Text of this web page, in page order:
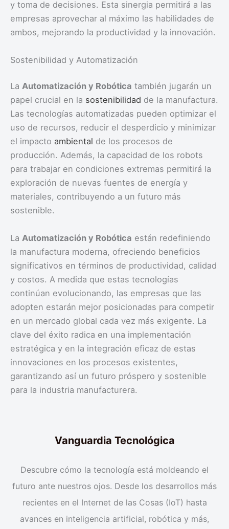
y toma de decisiones. Esta sinergia permitirá a las
empresas aprovechar al máximo las habilidades de
ambos, mejorando la productividad y la innovación.
Sostenibilidad y Automatización
La Automatización y Robótica también jugarán un
papel crucial en la sostenibilidad de la manufactura.
Las tecnologías automatizadas pueden optimizar el
uso de recursos, reducir el desperdicio y minimizar
el impacto ambiental de los procesos de
producción. Además, la capacidad de los robots
para trabajar en condiciones extremas permitirá la
exploración de nuevas fuentes de energía y
materiales, contribuyendo a un futuro más
sostenible.
La Automatización y Robótica están redefiniendo
la manufactura moderna, ofreciendo beneficios
significativos en términos de productividad, calidad
y costos. A medida que estas tecnologías
continúan evolucionando, las empresas que las
adopten estarán mejor posicionadas para competir
en un mercado global cada vez más exigente. La
clave del éxito radica en una implementación
estratégica y en la integración eficaz de estas
innovaciones en los procesos existentes,
garantizando así un futuro próspero y sostenible
para la industria manufacturera.
Vanguardia Tecnológica
Descubre cómo la tecnología está moldeando el
futuro ante nuestros ojos. Desde los desarrollos más
recientes en el Internet de las Cosas (IoT) hasta
avances en inteligencia artificial, robótica y más,